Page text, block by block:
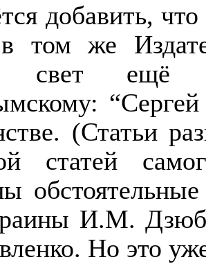
добавить,
том же
свет ещё
(Статьи
статей
И.М.
Но это